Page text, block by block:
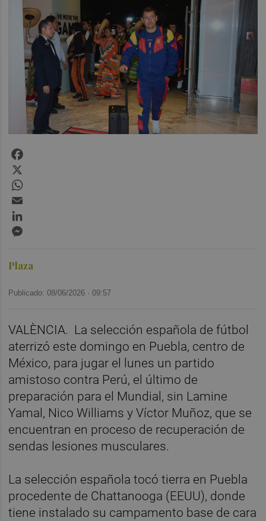
Plaza
Publicado: 08/06/2026 ·09:57
VALÈNCIA. La selección española de fútbol
aterrizó este domingo en Puebla, centro de
México, para jugar el lunes un partido
amistoso contra Perú, el último de
preparación para el Mundial, sin Lamine
Yamal, Nico Williams y Víctor Muñoz, que se
encuentran en proceso de recuperación de
sendas lesiones musculares.
La selección española tocó tierra en Puebla
procedente de Chattanooga (EEUU), donde
tiene instalado su campamento base de cara